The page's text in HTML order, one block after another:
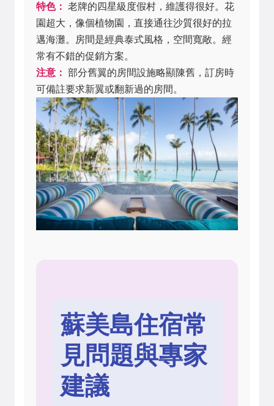
特色： 老牌的四星級度假村，維護得很好。花
園超大，像個植物園，直接通往沙質很好的拉
邁海灘。房間是經典泰式風格，空間寬敞。經
常有不錯的促銷方案。
注意： 部分舊翼的房間設施略顯陳舊，訂房時
可備註要求新翼或翻新過的房間。
蘇美島住宿常
見問題與專家
建議